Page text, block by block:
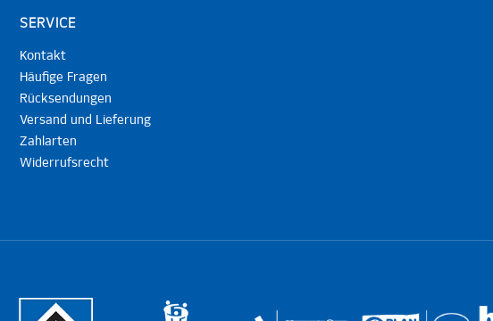
SERVICE
Kontakt
Häufige Fragen
Rücksendungen
Versand und Lieferung
Zahlarten
Widerrufsrecht